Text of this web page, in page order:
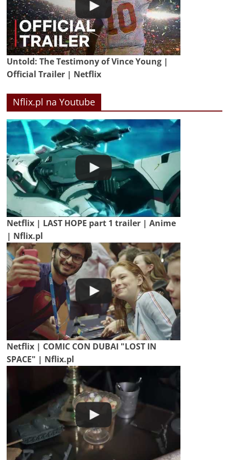
Untold: The Testimony of Vince Young |
Official Trailer | Netflix
Nflix.pl na Youtube
Netflix | LAST HOPE part 1 trailer | Anime
| Nflix.pl
Netflix | COMIC CON DUBAI "LOST IN
SPACE" | Nflix.pl